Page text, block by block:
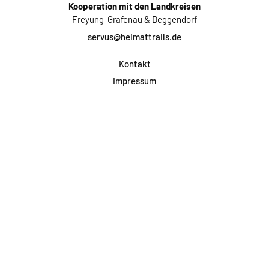
Kooperation mit den Landkreisen
Freyung-Grafenau & Deggendorf
servus@heimattrails.de
Kontakt
Impressum